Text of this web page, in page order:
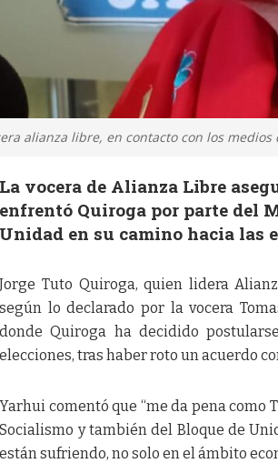
alianza libre, en contacto con los medios
La vocera de Alianza Libre
enfrentó Quiroga por parte del
Unidad en su camino hacia las
Jorge Tuto Quiroga, quien lidera
según lo declarado por la vocera
donde Quiroga ha decidido
elecciones, tras haber roto un acuerdo
Yarhui comentó que “me da pena
Socialismo y también del Bloque de
están sufriendo, no solo en el ámbito